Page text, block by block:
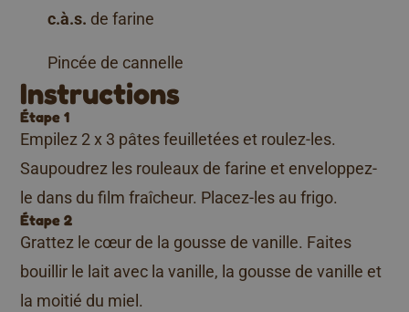
c.à.s. de farine
Pincée de cannelle
Instructions
Étape 1
Empilez 2 x 3 pâtes feuilletées et roulez-les.
Saupoudrez les rouleaux de farine et enveloppez-
le dans du film fraîcheur. Placez-les au frigo.
Étape 2
Grattez le cœur de la gousse de vanille. Faites
bouillir le lait avec la vanille, la gousse de vanille et
la moitié du miel.